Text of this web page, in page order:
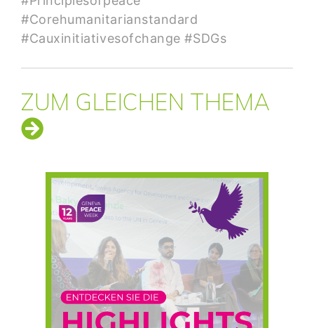
#Corehumanitarianstandard
#Cauxinitiativesofchange #SDGs
ZUM GLEICHEN THEMA